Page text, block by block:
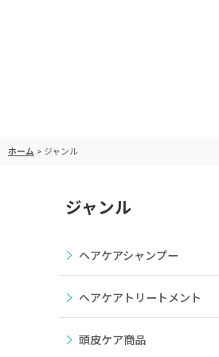
ホーム > ジャンル
ジャンル
ヘアケアシャンプー
ヘアケアトリートメント
頭皮ケア商品